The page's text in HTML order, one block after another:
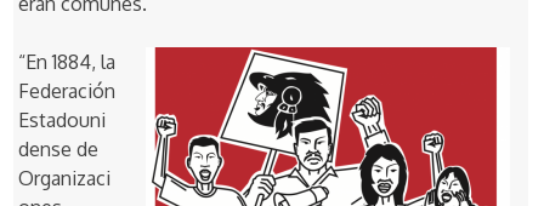
“En 1884, la
Federación
Estadouni
dense de
Organizaci